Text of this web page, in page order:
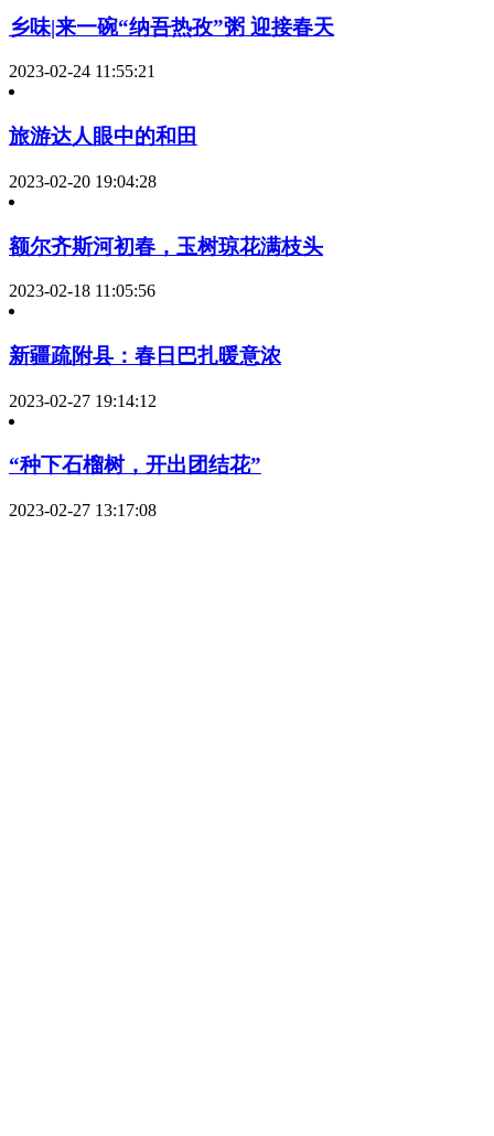
乡味|来一碗“纳吾热孜”粥 迎接春天
2023-02-24 11:55:21
旅游达人眼中的和田
2023-02-20 19:04:28
额尔齐斯河初春，玉树琼花满枝头
2023-02-18 11:05:56
新疆疏附县：春日巴扎暖意浓
2023-02-27 19:14:12
“种下石榴树，开出团结花”
2023-02-27 13:17:08